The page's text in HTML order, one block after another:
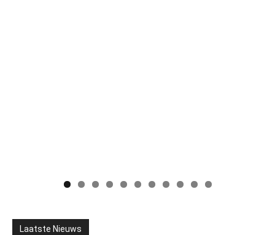
Laatste Nieuws